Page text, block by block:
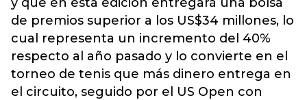
de premios superior a los US$34 millones, lo
cual representa un incremento del 40%
respecto al año pasado y lo convierte en el
torneo de tenis que más dinero entrega en
el circuito, seguido por el US Open con